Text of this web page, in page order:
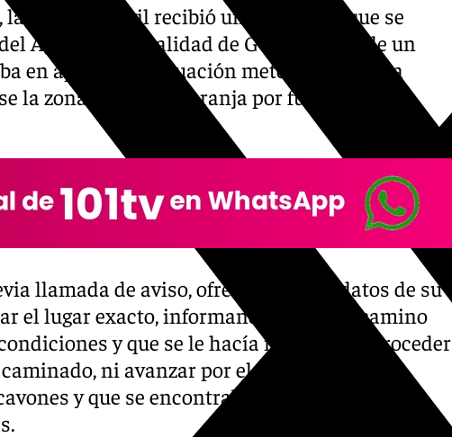
la Guardia Civil recibió un aviso para que se
Agua de la localidad de Guillena, donde un
en apuros. La situación meteorológica era
la zona en alerta naranja por fuertes
llamada de aviso, ofreció algunos datos de su
el lugar exacto, informando de que el camino
y que se le hacía imposible retroceder
caminado, ni avanzar por el mismo ya que el
y que se encontraba inundado por las